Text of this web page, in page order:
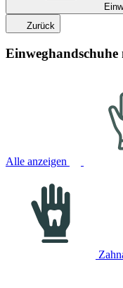
Zurück
Alle anzeigen